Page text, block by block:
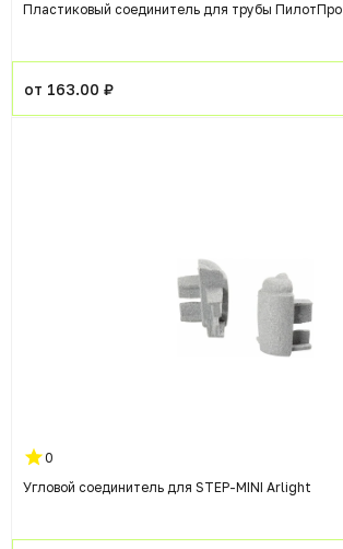
Пластиковый соединитель для трубы ПилотПро
от 163.00 ₽
0
Угловой соединитель для STEP-MINI Arlight